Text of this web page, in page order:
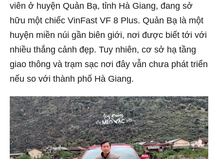
viên ở huyện Quản Bạ, tỉnh Hà Giang, đang sở
hữu một chiếc VinFast VF 8 Plus. Quản Bạ là một
huyện miền núi gần biên giới, nơi được biết tới với
nhiều thắng cảnh đẹp. Tuy nhiên, cơ sở hạ tầng
giao thông và trạm sạc nơi đây vẫn chưa phát triển
nếu so với thành phố Hà Giang.